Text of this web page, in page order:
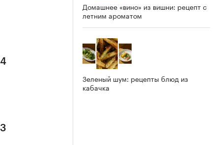
Домашнее «вино» из вишни: рецепт с
летним ароматом
Зеленый шум: рецепты блюд из
кабачка